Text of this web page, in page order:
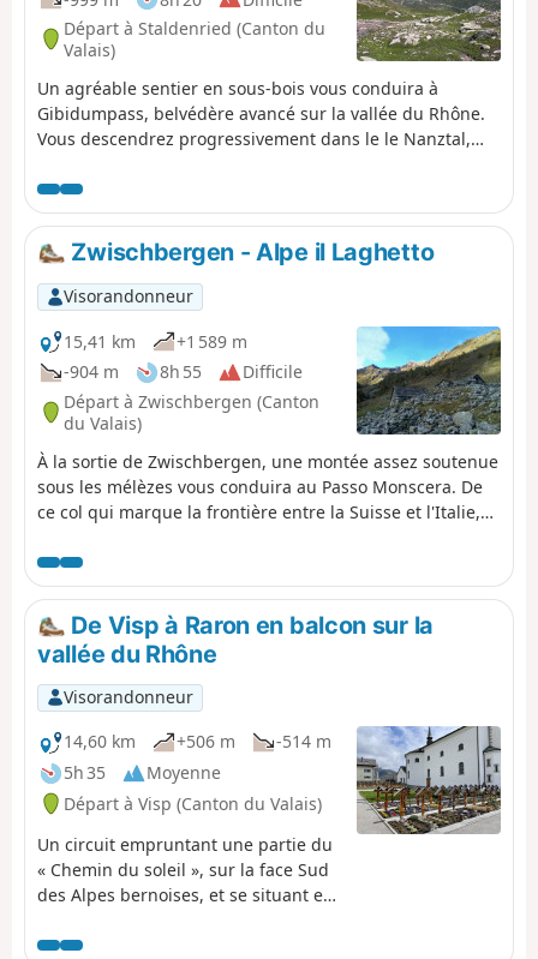
Départ à Staldenried (Canton du
Valais)
Un agréable sentier en sous-bois vous conduira à
Gibidumpass, belvédère avancé sur la vallée du Rhône.
Vous descendrez progressivement dans le le Nanztal,
sera le dernier col à franchir pour terminer cette jolie
boucle et aussi pour admirer une dernière fois le
Fletschorn. En descendant vers le Col du Simplon, le
Monte Leone attirera votre attention.
Zwischbergen - Alpe il Laghetto
Visorandonneur
15,41 km
+1 589 m
-904 m
8h 55
Difficile
Départ à Zwischbergen (Canton
du Valais)
À la sortie de Zwischbergen, une montée assez soutenue
sous les mélèzes vous conduira au Passo Monscera. De
ce col qui marque la frontière entre la Suisse et l'Italie,
Weissmies et plus à gauche le Pizzo d’Andolla. Après
avoir dépassé le sympathique Rifugio Gattascosa, vous
descendrez jusqu'à San Bernado par un agréable sentier.
C'est encore à travers les alpages que vous arriverez à
Vallaro puis à Il Laghetto.
De Visp à Raron en balcon sur la
vallée du Rhône
Visorandonneur
14,60 km
+506 m
-514 m
5h 35
Moyenne
Départ à Visp (Canton du Valais)
Un circuit empruntant une partie du
« Chemin du soleil », sur la face Sud
des Alpes bernoises, et se situant en
randonnée permet de visiter des